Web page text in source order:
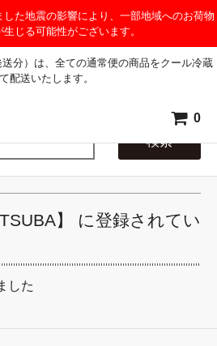
た地震の影響により、一部地域へのお荷物
じる可能性がございます。
分）は、全ての通常便の商品をクール冷蔵
配送いたします。
0
検索
】 に登録されてい
した